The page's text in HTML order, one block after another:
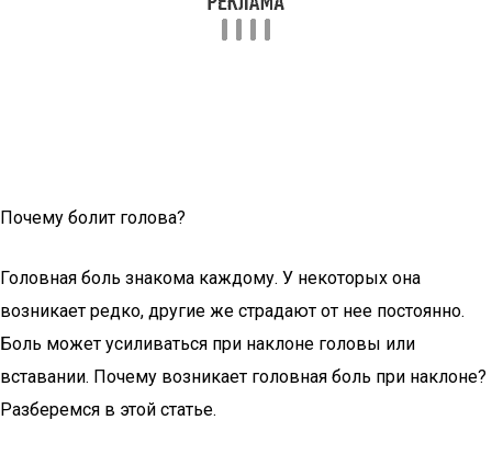
Почему болит голова?
Головная боль знакома каждому. У некоторых она
возникает редко, другие же страдают от нее постоянно.
Боль может усиливаться при наклоне головы или
вставании. Почему возникает головная боль при наклоне?
Разберемся в этой статье.